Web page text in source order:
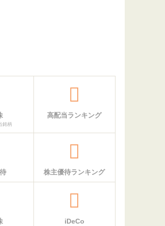
銘柄
高配当ランキング
株主優待ランキング
iDeCo